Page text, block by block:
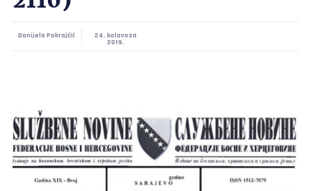
Danijela Pokrajčić
24. kolovoza
2019.